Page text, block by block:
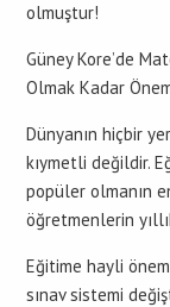
olmuştur!
Güney Kore’de
Olmak Kadar
Dünyanın hiçbir
kıymetli değildir.
popüler olmanın
öğretmenlerin
Eğitime hayli
sınav sistemi